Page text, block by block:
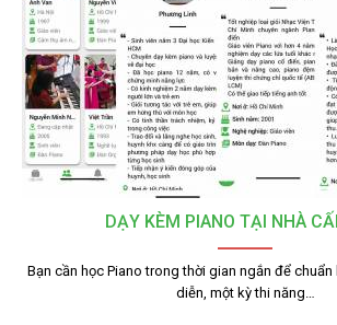
DẠY KÈM PIANO TẠI NHÀ
Bạn cần học Piano trong thời gian ngắn để
diễn, một kỳ thi năng…